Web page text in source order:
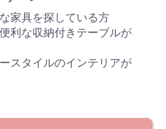
家具を探している方
利な収納付きテーブルが
スタイルのインテリアが